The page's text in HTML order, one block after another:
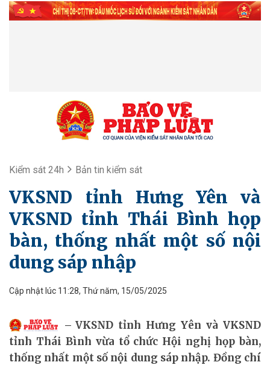
Kiểm sát 24h Bản tin kiểm sát
VKSND tỉnh Hưng Yên và
VKSND tỉnh Thái Bình họp
bàn, thống nhất một số nội
dung sáp nhập
Cập nhật lúc 11:28, Thứ năm, 15/05/2025
VKSND tỉnh Hưng Yên và VKSND
tỉnh Thái Bình vừa tổ chức Hội nghị họp bàn,
thống nhất một số nội dung sáp nhập. Đồng chí